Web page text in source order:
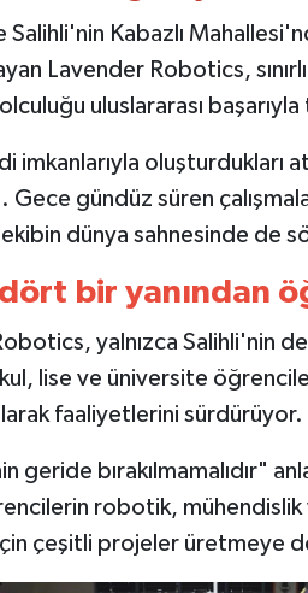
Salihli'nin Kabazlı
Lavender Robotics,
uluslararası
imkanlarıyla oluşturdukları
gündüz süren
ekibin dünya sahnesinde
bir yanından
yalnızca Salihli'nin
lise ve üniversite
faaliyetlerini sürdürüyor.
geride bırakılmamalıdır"
robotik,
çeşitli projeler üretmeye